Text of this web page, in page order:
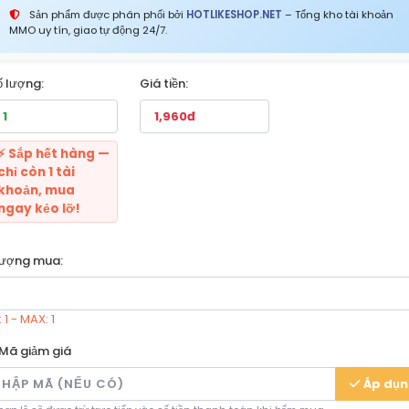
Sản phẩm được phân phối bởi HOTLIKESHOP.NET – Tổng kho tài khoản
MMO uy tín, giao tự động 24/7.
lượng:
Sắp hết hàng —
còn 1 tài
mua
kẻo lỡ!
Giá tiền:
mua:
1 - MAX: 1
Mã giảm giá
Áp